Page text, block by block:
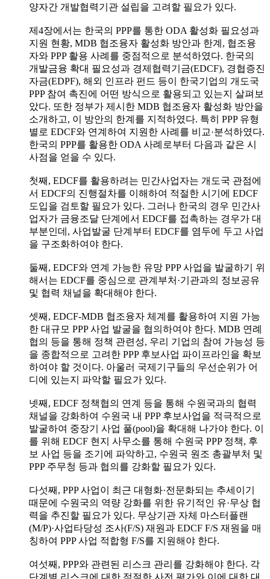
양자간 개발협력기관 설립을 고려할 필요가 있다.
제4장에서는 한국의 PPP를 통한 ODA 활성화 필요성과
지원 현황, MDB 협조융자 활성화 방안과 한계, 협조융
자와 PPP 활용 사례를 중점적으로 분석하였다. 한국의
개발금융 확대 필요성과 경제협력기금(EDCF), 경협증진
자금(EDPF), 해외 인프라 펀드 등이 한국기업의 개도국
PPP 참여 촉진에 어떤 방식으로 활용되고 있는지 살펴보
았다. 또한 정부가 제시한 MDB 협조융자 활성화 방안을
소개하고, 이 방안의 한계를 지적하였다. 특히 PPP 유형
별로 EDCF와 연계하여 지원한 사례를 비교·분석하였다.
한국의 PPP를 활용한 ODA 사례로부터 다음과 같은 시
사점을 얻을 수 있다.
첫째, EDCF를 활용하려는 민간사업자는 개도국 관점에
서 EDCF의 진행절차를 이해하여 적절한 시기에 EDCF
도입을 검토할 필요가 있다. 그러나 한국의 경우 민간사
업자가 금융조달 단계에서 EDCF를 접촉하는 경우가 대
부분인데, 사업발굴 단계부터 EDCF를 염두에 두고 사업
을 구조화하여야 한다.
둘째, EDCF와 연계 가능한 유망 PPP 사업을 발굴하기 위
해서는 EDCF를 중심으로 관계부처·기관과의 정보공유
및 협력 채널을 확대해야 한다.
셋째, EDCF-MDB 협조융자 체계를 활용하여 지원 가능
한 대규모 PPP 사업 발굴을 협의하여야 한다. MDB 연례
협의 등을 통해 정책 관련성, 우리 기업의 참여 가능성 등
을 종합적으로 고려한 PPP 후보사업 파이프라인을 확보
하여야 할 것이다. 아울러 국제기구들의 우선순위가 어
디에 있는지 파악할 필요가 있다.
넷째, EDCF 정책협의 연계 등을 통해 수원국과의 협력
채널을 강화하여 수원국 내 PPP 후보사업을 적극적으로
발굴하여 중장기 사업 풀(pool)을 확대해 나가야 한다. 이
를 위해 EDCF 현지 사무소를 통해 수원국 PPP 정책, 후
보 사업 등을 조기에 파악하고, 수원국 원조 총괄부처 및
PPP 주무청 등과 협의를 강화할 필요가 있다.
다섯째, PPP 사업이 최근 대형화·전문화되는 추세이기
때문에 수원국의 역량 강화를 위한 유기적인 유·무상 협
력을 추진할 필요가 있다. 무상기관 자체 마스터플랜
(M/P)·사업타당성 조사(F/S) 재원과 EDCF F/S 재원을 매
칭하여 PPP 사업 적합형 F/S를 지원해야 한다.
여섯째, PPP와 관련된 리스크 관리를 강화해야 한다. 각
단계별 리스크에 대한 적절한 사전 평가와 이에 대한 대